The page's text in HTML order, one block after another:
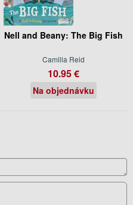
Nell and Beany: The Big Fish
Camilla Reid
10.95 €
Na objednávku